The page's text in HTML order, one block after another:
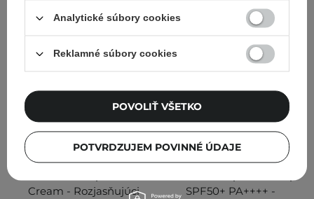
Goodal - Green Tangerine
Cream - Rozjasňujúci
Goodal - Green Tangerine
SPF50+ PA++++ -
Analytické súbory cookies
Reklamné súbory cookies
POTVRDZUJEM POVINNÉ ÚDAJE
POVOLIŤ VŠETKO